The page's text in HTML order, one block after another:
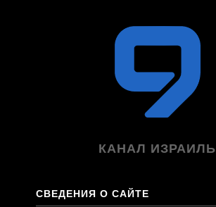
КАНАЛ ИЗРАИЛЬ
СВЕДЕНИЯ О САЙТЕ